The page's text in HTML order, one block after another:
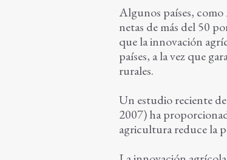
Algunos países,
netas de más del 50
que la innovación
países, a la vez que
rurales.
Un estudio reciente
2007) ha
agricultura reduce la